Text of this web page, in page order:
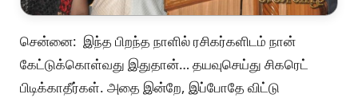
சென்னை: இந்த பிறந்த நாளில் ரசிகர்களிடம் நான்
கேட்டுக்கொள்வது இதுதான்… தயவுசெய்து சிகரெட்
பிடிக்காதீர்கள். அதை இன்றே, இப்போதே விட்டு